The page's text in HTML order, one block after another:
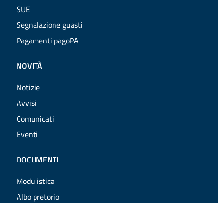
SUE
Segnalazione guasti
Pagamenti pagoPA
NOVITÀ
Notizie
Avvisi
Comunicati
Eventi
DOCUMENTI
Modulistica
Albo pretorio